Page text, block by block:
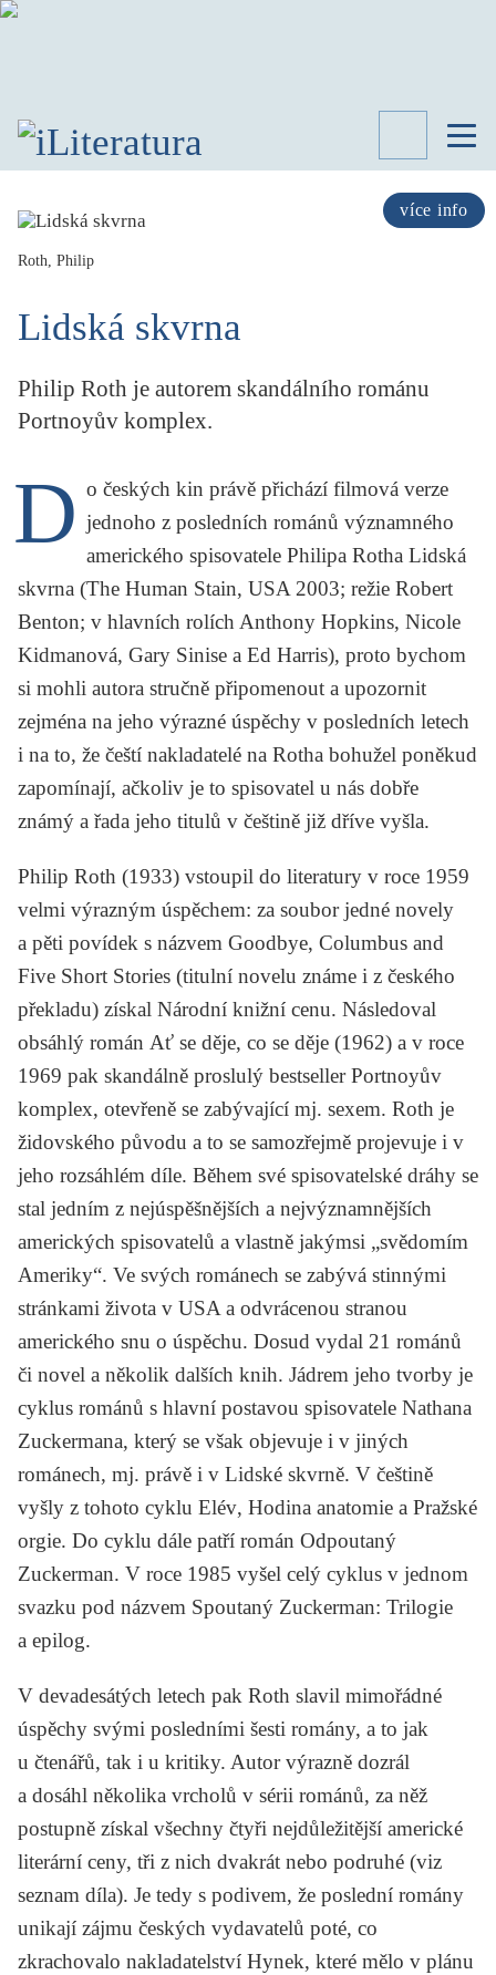
více info
SPISOVATELÉ
KNIHY
LITERATURY
KATEGORIE
KRITIKA PŘEKLADU
UKÁZKA
SLOUPEK
ILIGLOSA
Roth, Philip
Lidská skvrna
Philip Roth je autorem skandálního románu
Portnoyův komplex.
D o českých kin právě přichází filmová verze
jednoho z posledních románů významného
amerického spisovatele Philipa Rotha Lidská
skvrna (The Human Stain, USA 2003; režie Robert
Benton; v hlavních rolích Anthony Hopkins, Nicole
Kidmanová, Gary Sinise a Ed Harris), proto bychom
si mohli autora stručně připomenout a upozornit
zejména na jeho výrazné úspěchy v posledních letech
i na to, že čeští nakladatelé na Rotha bohužel poněkud
zapomínají, ačkoliv je to spisovatel u nás dobře
známý a řada jeho titulů v češtině již dříve vyšla.
Philip Roth (1933) vstoupil do literatury v roce 1959
velmi výrazným úspěchem: za soubor jedné novely
a pěti povídek s názvem Goodbye, Columbus and
Five Short Stories (titulní novelu známe i z českého
překladu) získal Národní knižní cenu. Následoval
obsáhlý román Ať se děje, co se děje (1962) a v roce
1969 pak skandálně proslulý bestsellerPortnoyův
komplex, otevřeně se zabývající mj. sexem. Roth je
židovského původu a to se samozřejmě projevuje i v
jeho rozsáhlém díle. Během své spisovatelské dráhy se
stal jedním z nejúspěšnějších a nejvýznamnějších
amerických spisovatelů a vlastně jakýmsi „svědomím
Ameriky“. Ve svých románech se zabývá stinnými
stránkami života v USA a odvrácenou stranou
amerického snu o úspěchu. Dosud vydal 21 románů
či novel a několik dalších knih. Jádrem jeho tvorby je
cyklus románů s hlavní postavou spisovatele Nathana
Zuckermana, který se však objevuje i v jiných
románech, mj. právě i v Lidské skvrně. V češtině
vyšly z tohoto cyklu Elév, Hodina anatomie a Pražské
orgie. Do cyklu dále patří román Odpoutaný
Zuckerman. V roce 1985 vyšel celý cyklus v jednom
svazku pod názvem Spoutaný Zuckerman: Trilogie
a epilog.
V devadesátých letech pak Roth slavil mimořádné
úspěchy svými posledními šesti romány, a to jak
u čtenářů, tak i u kritiky. Autor výrazně dozrál
a dosáhl několika vrcholů v sérii románů, za něž
postupně získal všechny čtyři nejdůležitější americké
literární ceny, tři z nich dvakrát nebo podruhé (viz
seznam díla). Je tedy s podivem, že poslední romány
unikají zájmu českých vydavatelů poté, co
zkrachovalo nakladatelství Hynek, které mělo v plánu